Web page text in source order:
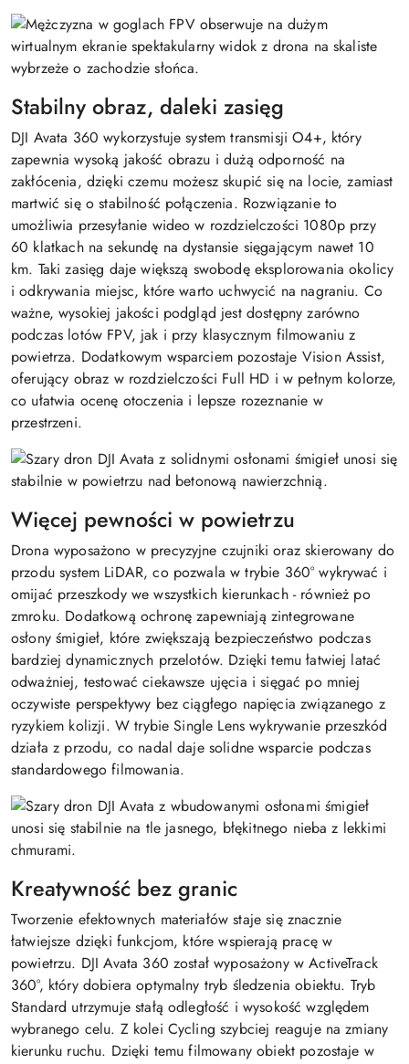
Stabilny obraz, daleki zasięg
DJI Avata 360 wykorzystuje system transmisji O4+, który
zapewnia wysoką jakość obrazu i dużą odporność na
zakłócenia, dzięki czemu możesz skupić się na locie, zamiast
martwić się o stabilność połączenia. Rozwiązanie to
umożliwia przesyłanie wideo w rozdzielczości 1080p przy
60 klatkach na sekundę na dystansie sięgającym nawet 10
km. Taki zasięg daje większą swobodę eksplorowania okolicy
i odkrywania miejsc, które warto uchwycić na nagraniu. Co
ważne, wysokiej jakości podgląd jest dostępny zarówno
podczas lotów FPV, jak i przy klasycznym filmowaniu z
powietrza. Dodatkowym wsparciem pozostaje Vision Assist,
oferujący obraz w rozdzielczości Full HD i w pełnym kolorze,
co ułatwia ocenę otoczenia i lepsze rozeznanie w
przestrzeni.
Więcej pewności w powietrzu
Drona wyposażono w precyzyjne czujniki oraz skierowany do
przodu system LiDAR, co pozwala w trybie 360° wykrywać i
omijać przeszkody we wszystkich kierunkach - również po
zmroku. Dodatkową ochronę zapewniają zintegrowane
osłony śmigieł, które zwiększają bezpieczeństwo podczas
bardziej dynamicznych przelotów. Dzięki temu łatwiej latać
odważniej, testować ciekawsze ujęcia i sięgać po mniej
oczywiste perspektywy bez ciągłego napięcia związanego z
ryzykiem kolizji. W trybie Single Lens wykrywanie przeszkód
działa z przodu, co nadal daje solidne wsparcie podczas
standardowego filmowania.
Kreatywność bez granic
Tworzenie efektownych materiałów staje się znacznie
łatwiejsze dzięki funkcjom, które wspierają pracę w
powietrzu. DJI Avata 360 został wyposażony w ActiveTrack
360°, który dobiera optymalny tryb śledzenia obiektu. Tryb
Standard utrzymuje stałą odległość i wysokość względem
wybranego celu. Z kolei Cycling szybciej reaguje na zmiany
kierunku ruchu. Dzięki temu filmowany obiekt pozostaje w